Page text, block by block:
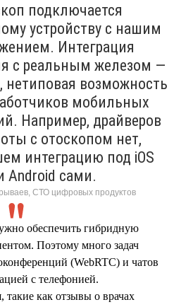
подключается
устройству с нашим
Интеграция
с реальным железом —
нетиповая возможность
мобильных
Например, драйверов
с отоскопом нет,
интеграцию под iOS
Android сами.
СТО цифровых продуктов
обеспечить гибридную
Поэтому много задач
(WebRTC) и чатов
с телефонией.
как отзывы о врачах